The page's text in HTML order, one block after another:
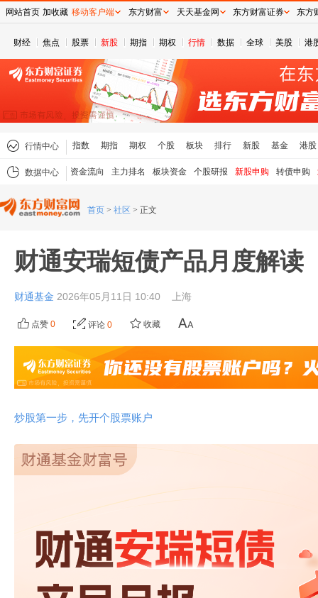
财经 焦点 股票 新股 期指 期权 行情 数据 全球 美股 港
行情中心 指数 期指 期权 个股 板块 排行 新股 基金 港股
数据中心 资金流向 主力排名 板块资金 个股研报 新股申购 转债申购
首页 > 社区 > 正文
财通安瑞短债产品月度解读
财通基金 2026年05月11日 10:40 上海
点赞 0 评论 0 收藏
炒股第一步，先开个股票账户
网站首页 加收藏 移动客户端 东方财富 天天基金网 东方财富证券 东方